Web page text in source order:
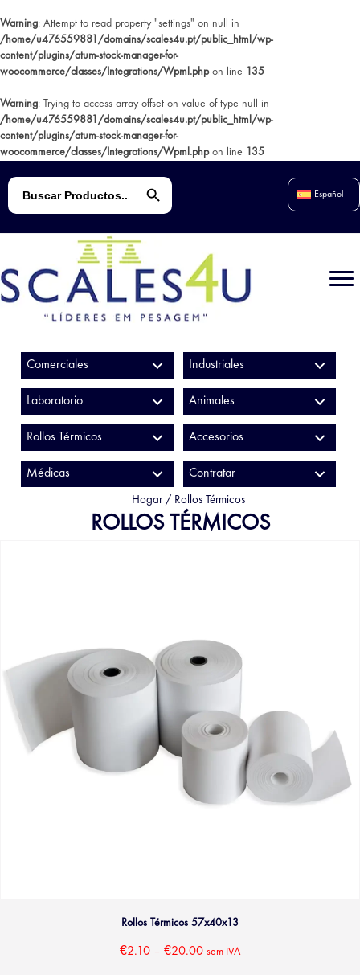
Warning: Attempt to read property "settings" on null in
/home/u476559881/domains/scales4u.pt/public_html/wp-
content/plugins/atum-stock-manager-for-
woocommerce/classes/Integrations/Wpml.phpon line 135
Warning: Trying to access array offset on value of type null in
/home/u476559881/domains/scales4u.pt/public_html/wp-
content/plugins/atum-stock-manager-for-
woocommerce/classes/Integrations/Wpml.phpon line 135
Botón de búsqueda
Español
Comerciales Industriales
Laboratorio Animales
Rollos Térmicos Accesorios
Médicas Contratar
Hogar/ Rollos Térmicos
ROLLOS TÉRMICOS
Rollos Térmicos 57x40x13
€2.10 – €20.00 sem IVA